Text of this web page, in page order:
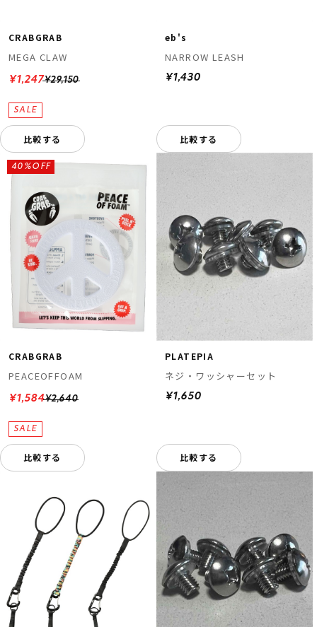
CRABGRAB
MEGA CLAW
¥29,150
¥1,247
比較する
eb's
NARROW LEASH
¥1,430
比較する
CRABGRAB
PEACEOFFOAM
¥2,640
40%OFF
¥1,584
比較する
PLATEPIA
ネジ・ワッシャーセット
¥1,650
比較する